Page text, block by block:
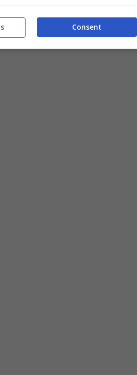
Consent